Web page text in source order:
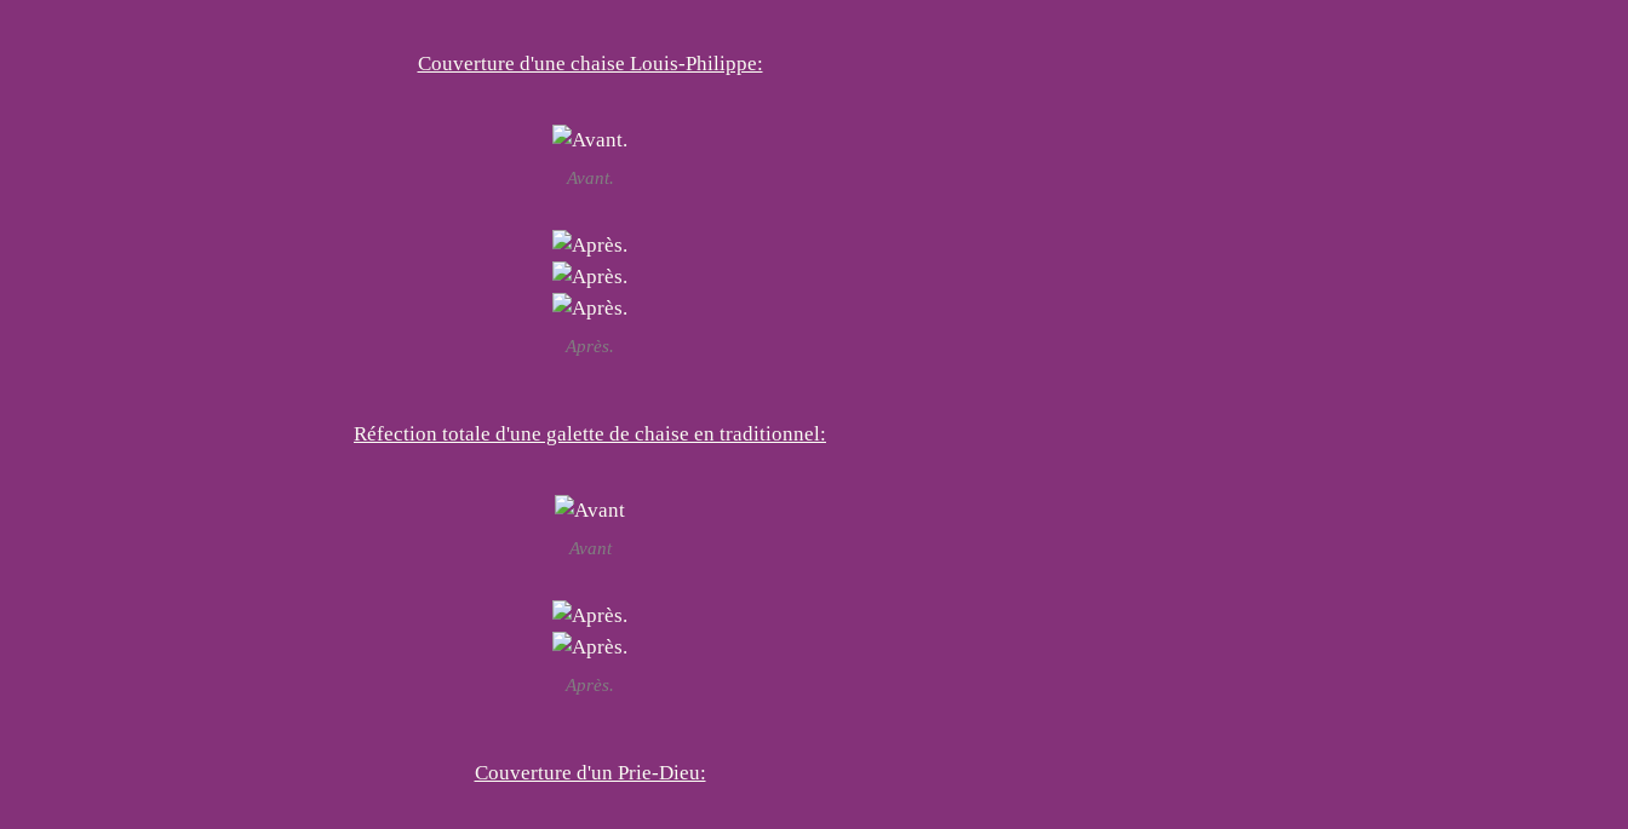
Couverture d'une chaise Louis-Philippe:
Avant.
Après.
Réfection totale d'une galette de chaise en traditionnel:
Avant
Après.
Couverture d'un Prie-Dieu: